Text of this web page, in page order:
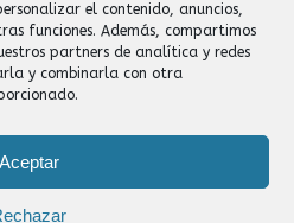
el contenido, anuncios,
funciones. Además, compartimos
partners de analítica y redes
y combinarla con otra
Aceptar